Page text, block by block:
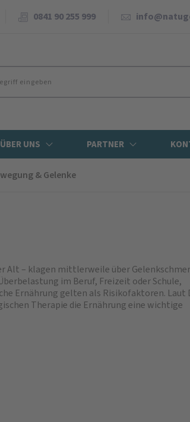
0841 90 255 999
ÜBER UNS PARTNER
& Gelenke
Alt – klagen mittlerweile über
im Beruf, Freizeit oder Schule,
Ernährung gelten als Risikofaktoren. Laut
Therapie die Ernährung eine wichtige